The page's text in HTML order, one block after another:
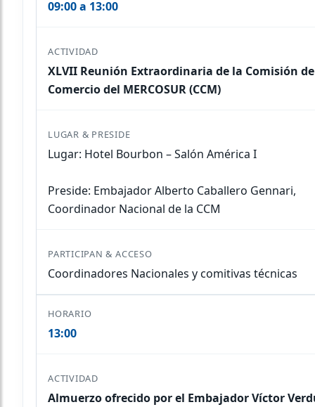
09:00 a 13:00
XLVII Reunión Extraordinaria de la Comisión de
Comercio del MERCOSUR (CCM)
Lugar: Hotel Bourbon – Salón América I
Preside: Embajador Alberto Caballero Gennari,
Coordinador Nacional de la CCM
Coordinadores Nacionales y comitivas técnicas
13:00
Almuerzo ofrecido por el Embajador Víctor